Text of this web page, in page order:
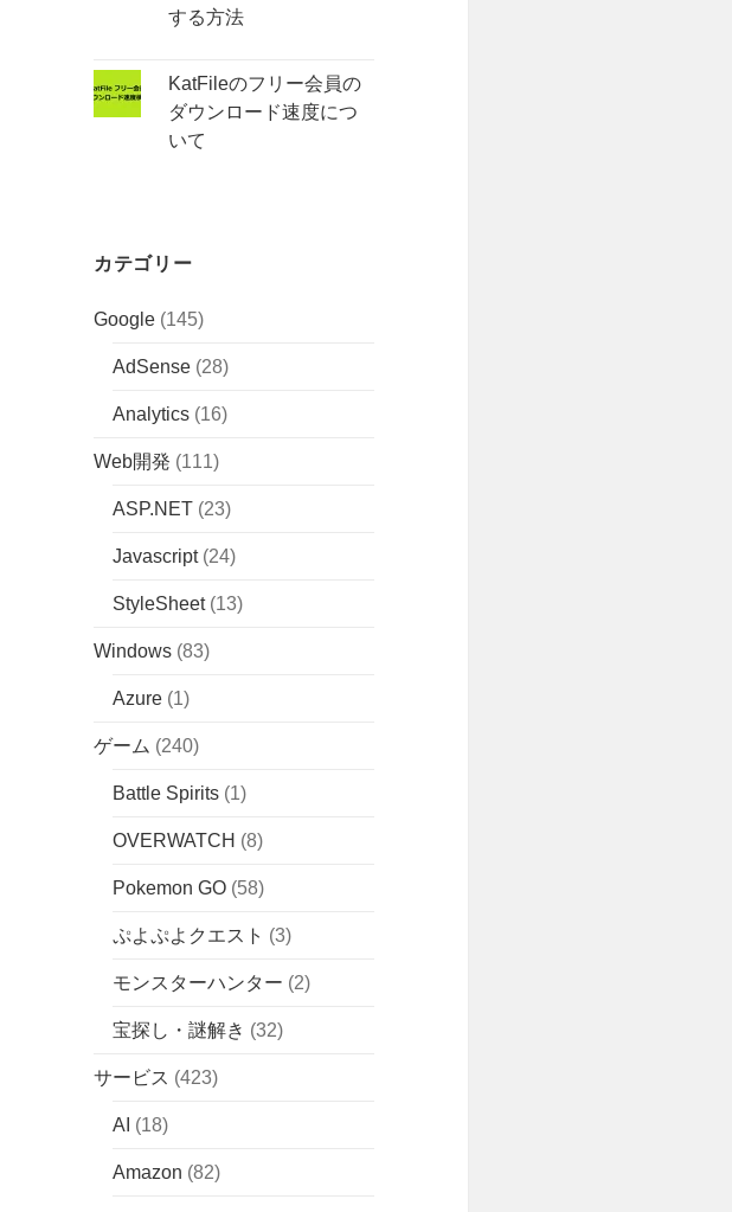
する方法
KatFileのフリー会員の
ダウンロード速度につ
いて
カテゴリー
Google (145)
AdSense (28)
Analytics (16)
Web開発 (111)
ASP.NET (23)
Javascript(24)
StyleSheet(13)
Windows (83)
Azure (1)
ゲーム (240)
Battle Spirits (1)
OVERWATCH (8)
Pokemon GO (58)
ぷよぷよクエスト (3)
モンスターハンター (2)
宝探し・謎解き (32)
サービス (423)
AI (18)
Amazon (82)